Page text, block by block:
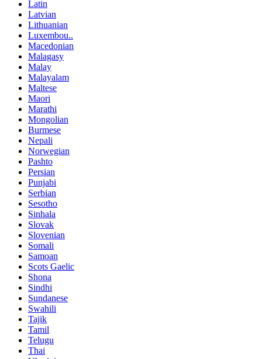
Latin
Latvian
Lithuanian
Luxembou..
Macedonian
Malagasy
Malay
Malayalam
Maltese
Maori
Marathi
Mongolian
Burmese
Nepali
Norwegian
Pashto
Persian
Punjabi
Serbian
Sesotho
Sinhala
Slovak
Slovenian
Somali
Samoan
Scots Gaelic
Shona
Sindhi
Sundanese
Swahili
Tajik
Tamil
Telugu
Thai